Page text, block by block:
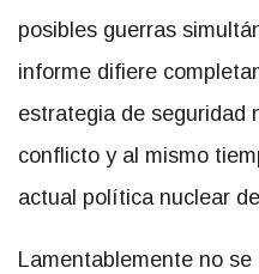
posibles guerras
informe difiere
estrategia de seguridad
conflicto y al mismo
actual política nuclear
Lamentablemente no